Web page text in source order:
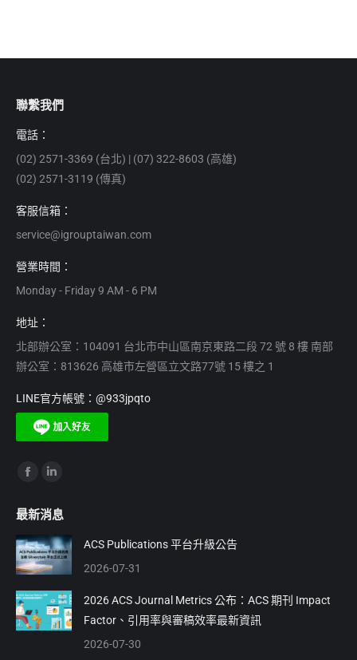
聯繫我們
電話：
(02) 2571-3369 (台北) | (07) 322-8603 (高雄)
(02) 2571-3119 (傳真)
客服信箱：
service@igrouptaiwan.com
營業時間：
Monday - Friday 9 AM - 6 PM
地址：
北部辦公室：104091 台北市中山區南京東路二段 72 號 8 樓 南部
辦公室：813626 高雄市左營區立文路77號 15 樓之 1
LINE官方帳號：@933jpqto
Find us on:
opens
in
new
opens
in
new
最新消息
ACS Publications 平台升級公告
2026-07-31
2026 ACS Journal Metrics 公布：ACS 期刊 Impact
Factor、引用率與審稿效率最新資訊
2026-07-30